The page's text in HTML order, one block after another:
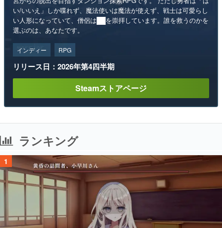
い/いいえ」しか喋れず、魔法使いは魔法が使えず、戦士は可愛らし
い人形になっていて、僧侶は██を崇拝しています。誰を救うのかを
選ぶのは、あなたです。
インディー RPG
リリース日：2026年第4四半期
Steamストアページ
ランキング
1